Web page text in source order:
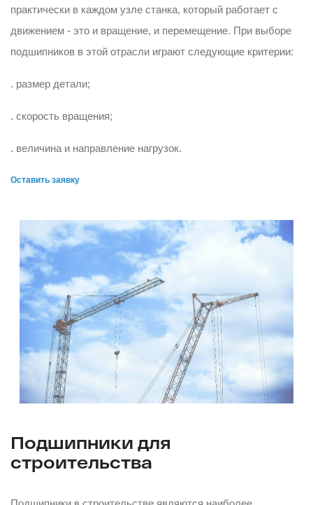
практически в каждом узле станка, который работает с
движением - это и вращение, и перемещение. При выборе
подшипников в этой отрасли играют следующие критерии:
. размер детали;
. скорость вращения;
. величина и направление нагрузок.
Оставить заявку
Подшипники для
строительства